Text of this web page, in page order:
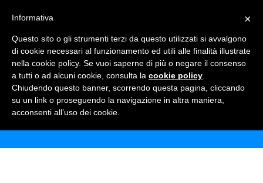
SCIROPPO GIFFARD MIELE
Home Shop Bibite
×
Informativa
Questo sito o gli strumenti terzi da questo utilizzati si avvalgono
di cookie necessari al funzionamento ed utili alle finalità illustrate
nella cookie policy. Se vuoi saperne di più o negare il consenso
a tutti o ad alcuni cookie, consulta la cookie policy
Chiudendo questo banner, scorrendo questa pagina, cliccando
su un link o proseguendo la navigazione in altra maniera,
acconsenti all’uso dei cookie.